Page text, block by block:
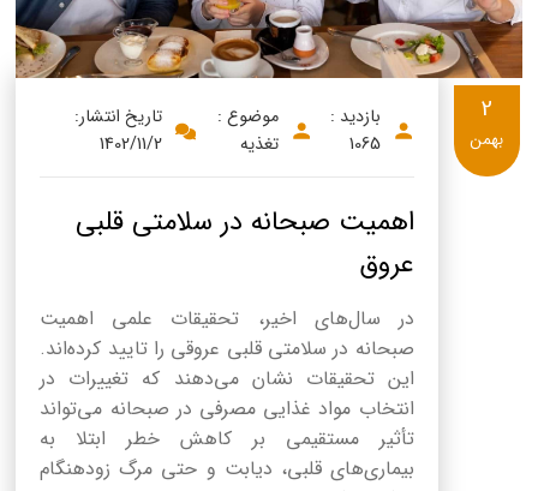
بازدید :
1065
موضوع :
تغذیه
تاریخ انتشار:
1402/11/2
اهمیت صبحانه در سلامتی قلبی
عروق
در سال‌های اخیر، تحقیقات علمی اهمیت
صبحانه در سلامتی قلبی عروقی را تایید کرده‌اند.
این تحقیقات نشان می‌دهند که تغییرات در
انتخاب مواد غذایی مصرفی در صبحانه می‌تواند
تأثیر مستقیمی بر کاهش خطر ابتلا به
بیماری‌های قلبی، دیابت و حتی مرگ زودهنگام
2
بهمن